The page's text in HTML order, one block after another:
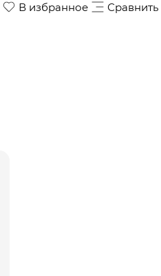
В избранное Сравнить